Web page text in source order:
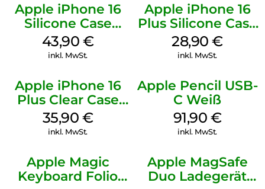
Apple iPhone 16
Silicone Case
MagSafe Plum
43,90 €
inkl. MwSt.
Apple iPhone 16
Plus Silicone Case
MagSafe Black
28,90€
inkl. MwSt.
Apple iPhone 16
Plus Clear Case
MagSafe
Transparent
35,90 €
inkl. MwSt.
Apple Pencil USB-
C Weiß
91,90 €
inkl. MwSt.
Apple Magic
Keyboard Folio
Apple MagSafe
Duo Ladegerät